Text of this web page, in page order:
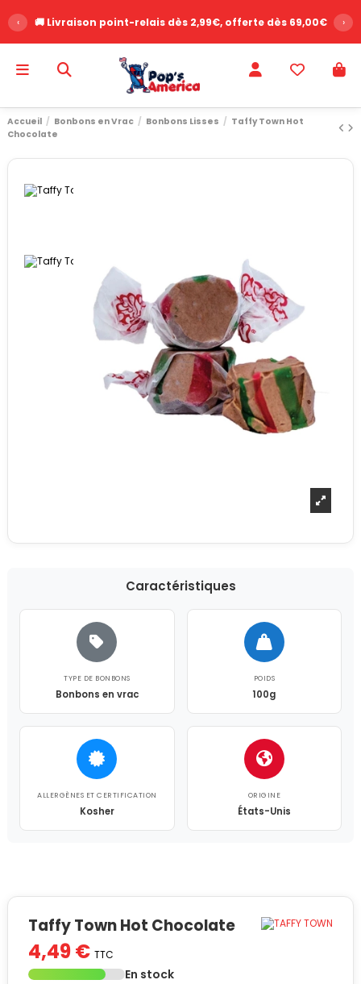
‹ 🚚 Livraison point-relais dès 2,99€, offerte dès 69,00€ ›
Accueil Bonbons en Vrac Bonbons Lisses
Taffy Town Hot
Chocolate
Caractéristiques
TYPE DE BONBONS
Bonbons en vrac
POIDS
100g
ALLERGÈNES ET CERTIFICATION
Kosher
ORIGINE
États-Unis
Taffy Town Hot Chocolate
4,49 € TTC
En stock